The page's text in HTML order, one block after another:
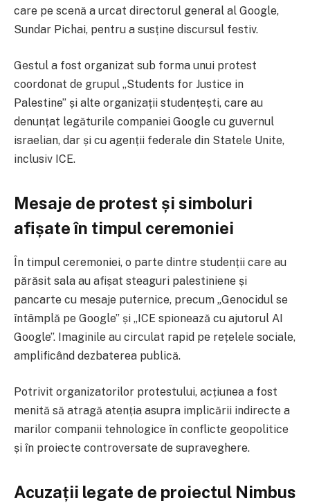
care pe scenă a urcat directorul general al Google,
Sundar Pichai, pentru a susține discursul festiv.
Gestul a fost organizat sub forma unui protest
coordonat de grupul „Students for Justice in
Palestine” și alte organizații studențești, care au
denunțat legăturile companiei Google cu guvernul
israelian, dar și cu agenții federale din Statele Unite,
inclusiv ICE.
Mesaje de protest și simboluri
afișate în timpul ceremoniei
În timpul ceremoniei, o parte dintre studenții care au
părăsit sala au afișat steaguri palestiniene și
pancarte cu mesaje puternice, precum „Genocidul se
întâmplă pe Google” și „ICE spionează cu ajutorul AI
Google”. Imaginile au circulat rapid pe rețelele sociale,
amplificând dezbaterea publică.
Potrivit organizatorilor protestului, acțiunea a fost
menită să atragă atenția asupra implicării indirecte a
marilor companii tehnologice în conflicte geopolitice
și în proiecte controversate de supraveghere.
Acuzații legate de proiectul Nimbus